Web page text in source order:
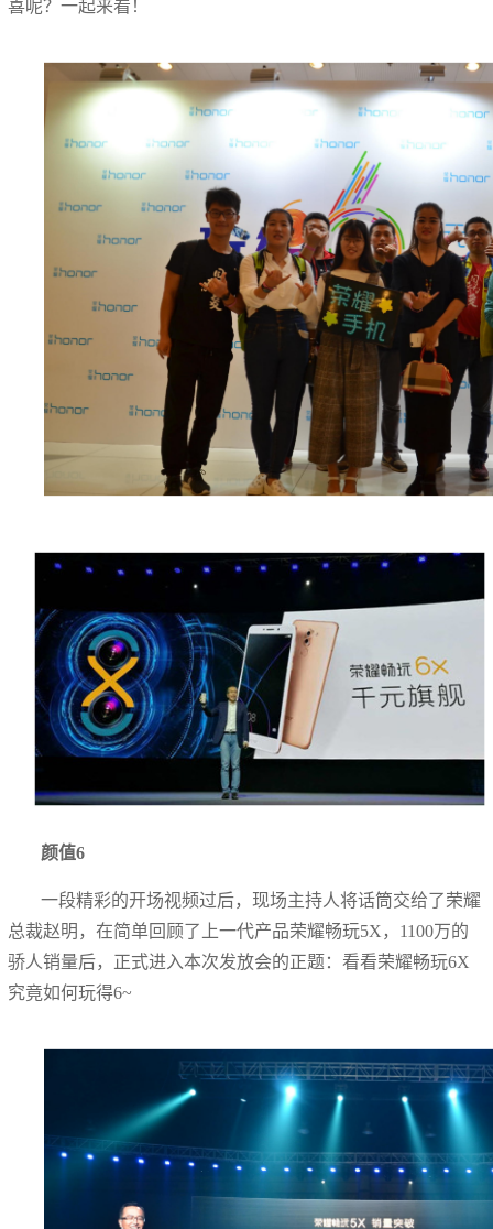
喜呢？一起来看！
颜值6
一段精彩的开场视频过后，现场主持人将话筒交给了荣耀
总裁赵明，在简单回顾了上一代产品荣耀畅玩5X，1100万的
骄人销量后，正式进入本次发放会的正题：看看荣耀畅玩6X
究竟如何玩得6~